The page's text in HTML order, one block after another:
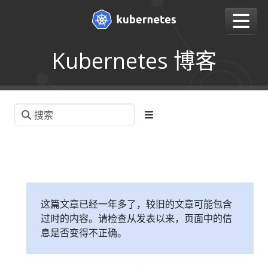
Kubernetes 博客
这篇文章已经一年多了，较旧的文章可能包含
过时的内容。请检查从发表以来，页面中的信
息是否变得不正确。